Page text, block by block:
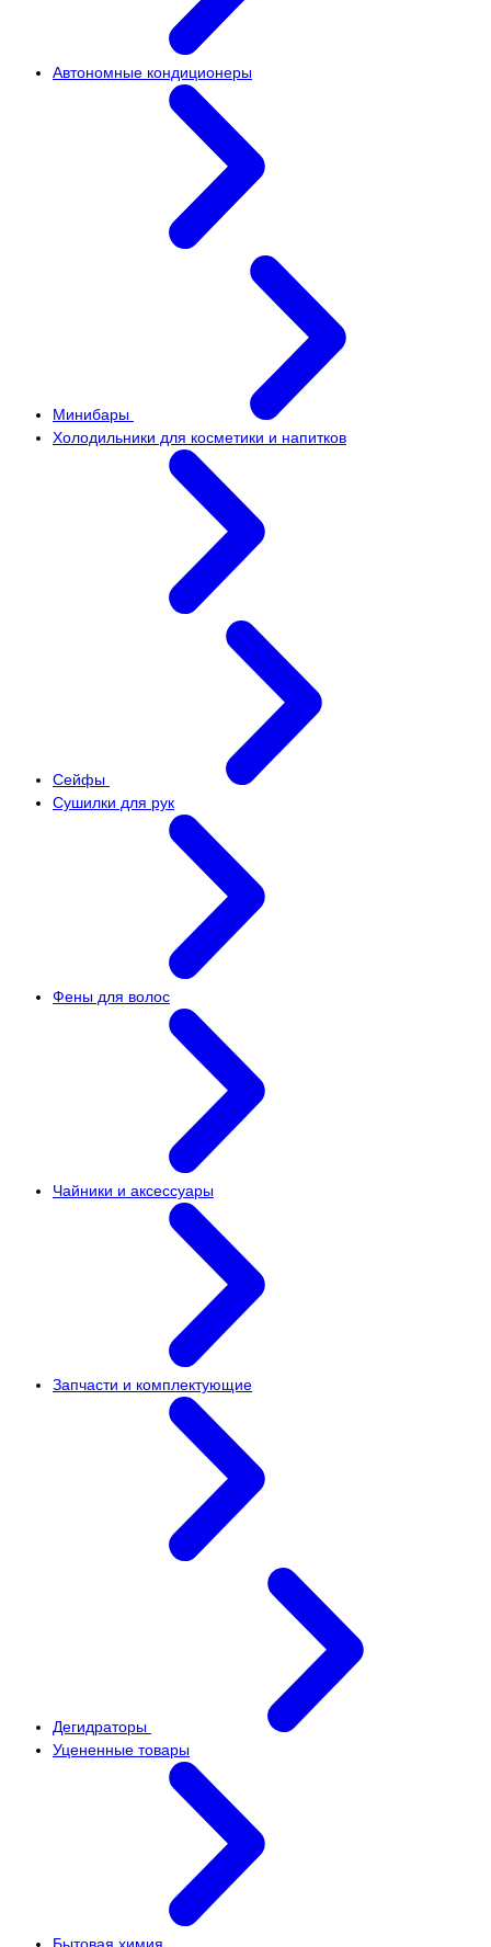
Автономные кондиционеры
Минибары
Холодильники для косметики и напитков
Сейфы
Сушилки для рук
Фены для волос
Чайники и аксессуары
Запчасти и комплектующие
Дегидраторы
Уцененные товары
Бытовая химия